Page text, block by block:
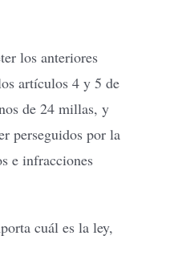
los anteriores
artículos 4 y 5 de
de 24 millas, y
perseguidos por la
e infracciones
cuál es la ley,